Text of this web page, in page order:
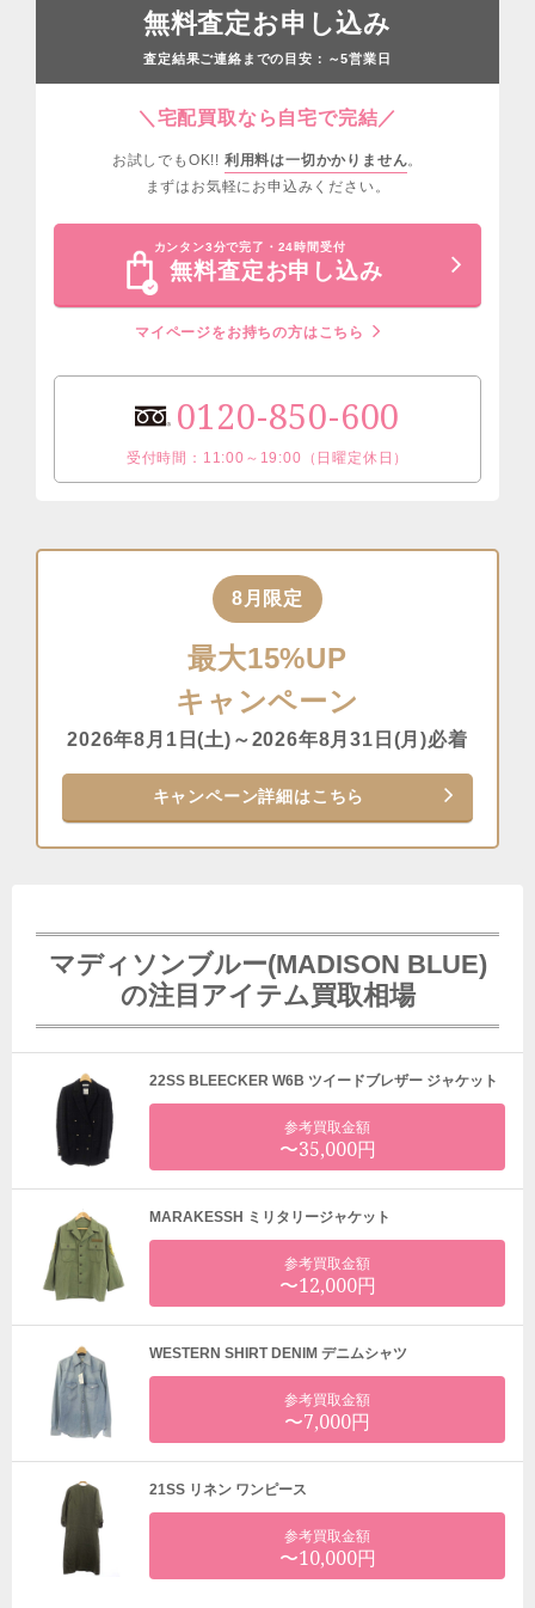
無料査定お申し込み
査定結果ご連絡までの目安： ～5営業日
＼宅配買取なら自宅で完結／
お試しでもOK!! 利用料は一切かかりません。
まずはお気軽にお申込みください。
カンタン3分で完了・24時間受付
無料査定お申し込み
マイページをお持ちの方はこちら
0120-850-600
受付時間：11:00～19:00（日曜定休日）
8月限定
最大15%UP
キャンペーン
2026年8月1日(土)～2026年8月31日(月)必着
キャンペーン詳細はこちら
マディソンブルー(MADISON BLUE)
の注目アイテム買取相場
22SS BLEECKER W6B ツイードブレザー ジャケット
参考買取金額
〜35,000円
MARAKESSH ミリタリージャケット
参考買取金額
〜12,000円
WESTERN SHIRT DENIM デニムシャツ
参考買取金額
〜7,000円
21SS リネン ワンピース
参考買取金額
〜10,000円